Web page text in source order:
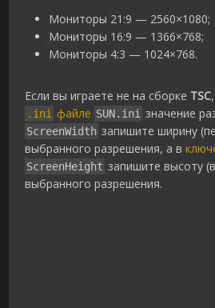
Мониторы 21:9 — 2560×1080;
Мониторы 16:9 — 1366×768;
Мониторы 4:3 — 1024×768.
Если вы играете не на сборке TSC
.ini файле SUN.ini значение
ScreenWidth запишите ширину
выбранного разрешения, а в
ScreenHeight запишите высоту
выбранного разрешения.